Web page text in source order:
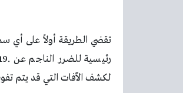
تقضي الطريقة أولاً على أي
رئيسية للضرر الناجم عن
لكشف الآفات التي قد يتم